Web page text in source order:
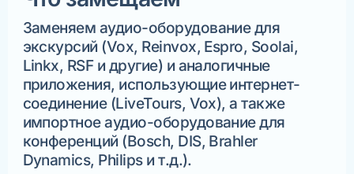
Заменяем аудио-оборудование для
экскурсий (Vox, Reinvox, Espro, Soolai,
Linkx, RSF и другие) и аналогичные
приложения, использующие интернет-
соединение (LiveTours, Vox), а также
импортное аудио-оборудование для
конференций (Bosch, DIS, Brahler
Dynamics, Philips и т.д.).